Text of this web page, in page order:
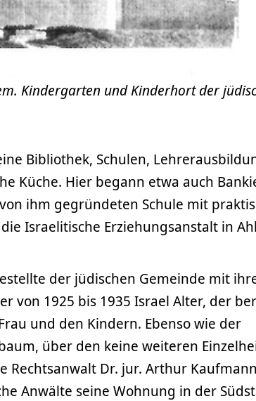
Kindergarten und Kinderhort der
Bibliothek, Schulen,
Küche. Hier begann etwa auch
ihm gegründeten Schule mit
Israelitische Erziehungsanstalt in
der jüdischen Gemeinde mit
von 1925 bis 1935 Israel Alter, der
und den Kindern. Ebenso wie der
über den keine weiteren
Rechtsanwalt Dr. jur. Arthur
Anwälte seine Wohnung in der